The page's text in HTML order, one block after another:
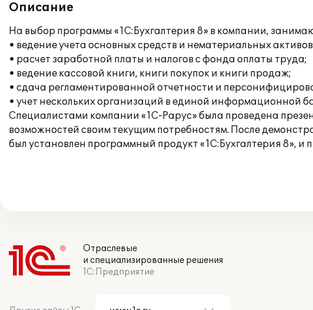
Описание
На выбор программы «1С:Бухгалтерия 8» в компании,
• ведение учета основных средств и нематериальных
• расчет заработной платы и налогов с фонда оплаты труда;
• ведение кассовой книги, книги покупок и книги продаж;
• сдача регламентированной отчетности и
• учет нескольких организаций в единой информационной
Специалистами компании «1С-Рарус» была проведена
возможностей своим текущим потребностям. После
был установлен программный продукт «1С:Бухгалтерия 8», и
Отраслевые
и специализированные решения
1С:Предприятие